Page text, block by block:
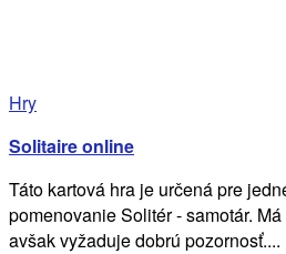
Hry
Solitaire online
Táto kartová hra je určená pre
pomenovanie Solitér - samotár.
avšak vyžaduje dobrú pozornosť....